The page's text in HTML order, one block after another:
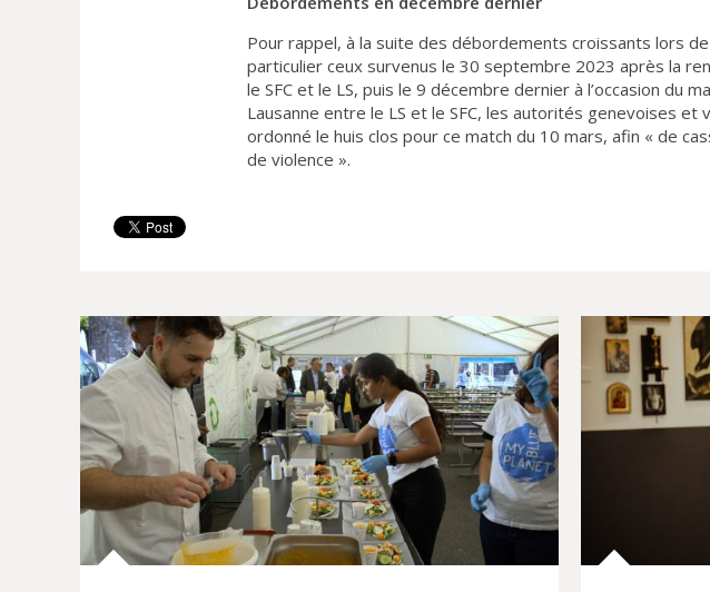
Pour rappel, à la suite des débordements croissants lors
particulier ceux survenus le 30 septembre 2023 après la
le SFC et le LS, puis le 9 décembre dernier à l’occasion du
Lausanne entre le LS et le SFC, les autorités genevoises et
ordonné le huis clos pour ce match du 10 mars, afin « de
de violence ».